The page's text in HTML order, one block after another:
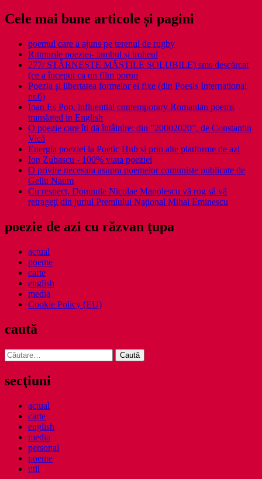
Cele mai bune articole și pagini
poemul care a ajuns pe terenul de rugby
Ritmurile poeziei- iambul și troheul
277/ STÂRNEȘTE MĂȘTILE SOLUBILE) sms descărcat
(ce a început ca un film porno
Poezia şi libertatea formelor ei fixe (din Poesis International
nr.6)
Ioan Es Pop, influential contemporary Romanian poems
translated in English
O poezie care îți dă întâlnire: din ”20002020”, de Constantin
Vică
Energia poeziei la Poetic Hub și prin alte platforme de azi
Ion Zubascu - 100% viata poeziei
O privire necesara asupra poemelor comuniste publicate de
Gellu Naum
Cu respect, Domnule Nicolae Manolescu vă rog să vă
retrageţi din juriul Premiului Naţional Mihai Eminescu
poezie de azi cu răzvan ţupa
actual
poeme
carte
english
media
Cookie Policy (EU)
caută
Caută
după:
secţiuni
actual
carte
english
media
personal
poeme
util